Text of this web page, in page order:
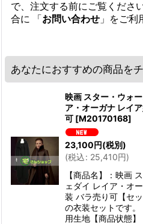
で、注文する前にご覧くださ
合に 「 お問い合わせ 」をご利
あなたにおすすめの商品を
映画 スター・ウォ
ア・オーガナ レイ
可 [M20170168]
23,100円(税別)
(税込: 25,410円)
【商品名】：映画
ェダイ レイア・オ
装 バラ売り可【セ
の衣装セットです
用生地【商品状態